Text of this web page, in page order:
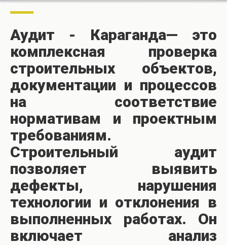
Аудит - Караганда— это
комплексная проверка
строительных объектов,
документации и процессов
на соответствие
нормативам и проектным
требованиям.
Строительный аудит
позволяет выявить
дефекты, нарушения
технологии и отклонения в
выполненных работах. Он
включает анализ